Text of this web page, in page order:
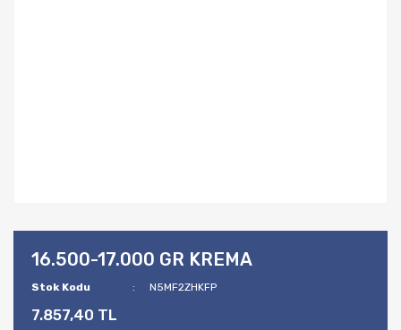
16.500-17.000 GR KREMA
Stok Kodu N5MF2ZHKFP
7.857,40 TL